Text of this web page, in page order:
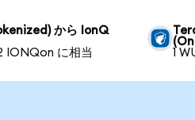
から IonQ
IONQon に相当
1